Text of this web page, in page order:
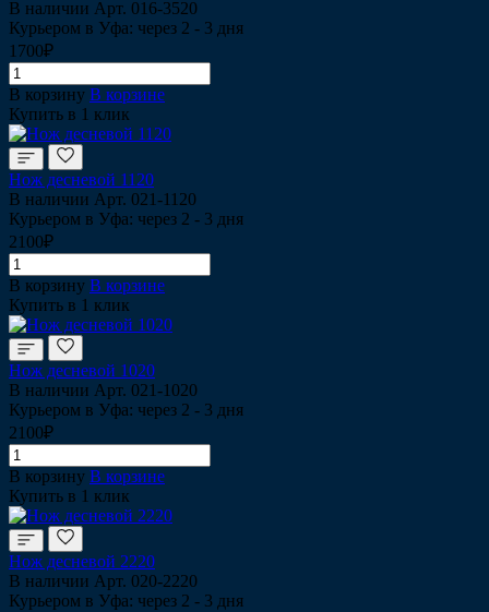
В наличии Арт. 016-3520
Курьером в Уфа: через 2 - 3 дня
1700₽
В корзину В корзине
Купить в 1 клик
Нож десневой 1120
В наличии Арт. 021-1120
Курьером в Уфа: через 2 - 3 дня
2100₽
В корзину В корзине
Купить в 1 клик
Нож десневой 1020
В наличии Арт. 021-1020
Курьером в Уфа: через 2 - 3 дня
2100₽
В корзину В корзине
Купить в 1 клик
Нож десневой 2220
В наличии Арт. 020-2220
Курьером в Уфа: через 2 - 3 дня